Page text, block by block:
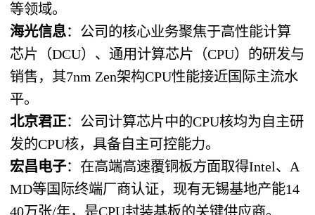
等领域。
海光信息：公司的核心业务聚焦于高性能计算
芯片（DCU）、通用计算芯片（CPU）的研发与
销售，其7nm Zen架构CPU性能接近国际主流水
平。
北京君正：公司计算芯片中的CPU核均为自主研
发的CPU核，具备自主可控能力。
宏昌电子：在高端高速覆铜板方面取得Intel、A
MD等国际终端厂商认证，现有无锡基地产能14
40万张/年，是CPU封装基板的关键供应商。